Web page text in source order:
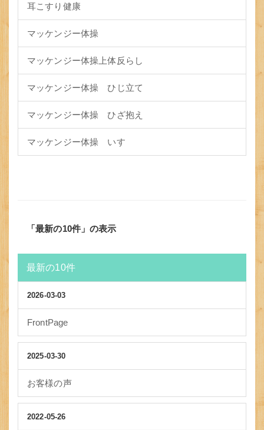
耳こすり健康
マッケンジー体操
マッケンジー体操上体反らし
マッケンジー体操 ひじ立て
マッケンジー体操 ひざ抱え
マッケンジー体操 いす
「最新の10件」の表示
最新の10件
2026-03-03
FrontPage
2025-03-30
お客様の声
2022-05-26